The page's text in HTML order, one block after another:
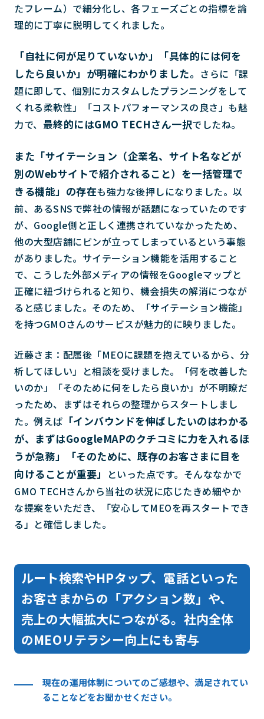
たフレーム）で細分化し、各フェーズごとの指標を論
理的に丁寧に説明してくれました。
「自社に何が足りていないか」「具体的には何を
したら良いか」が明確にわかりました。 さらに「課
題に即して、個別にカスタムしたプランニングをして
くれる柔軟性」「コストパフォーマンスの良さ」も魅
力で、 最終的にはGMO TECHさん一択でしたね。
また「サイテーション（企業名、サイト名などが
別のWebサイトで紹介されること）を一括管理で
きる機能」の存在も強力な後押しになりました。以
前、あるSNSで弊社の情報が話題になっていたのです
が、Google側と正しく連携されていなかったため、
他の大型店舗にピンが立ってしまっているという事態
がありました。サイテーション機能を活用すること
で、こうした外部メディアの情報をGoogleマップと
正確に紐づけられると知り、機会損失の解消につなが
ると感じました。そのため、「サイテーション機能」
を持つGMOさんのサービスが魅力的に映りました。
近藤さま：配属後「MEOに課題を抱えているから、分
析してほしい」と相談を受けました。「何を改善した
いのか」「そのために何をしたら良いか」が不明瞭だ
ったため、まずはそれらの整理からスタートしまし
た。例えば 「インバウンドを伸ばしたいのはわかる
が、まずはGoogleMAPのクチコミに力を入れるほ
うが急務」「そのために、既存のお客さまに目を
向けることが重要」
といった点です。そんななかで
GMO TECHさんから当社の状況に応じたきめ細やか
な提案をいただき、「安心してMEOを再スタートでき
る」と確信しました。
ルート検索やHPタップ、電話といった
お客さまからの「アクション数」や、
売上の大幅拡大につながる。社内全体
のMEOリテラシー向上にも寄与
現在の運用体制についてのご感想や、満足されてい
ることなどをお聞かせください。